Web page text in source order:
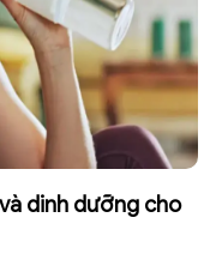
dinh dưỡng cho